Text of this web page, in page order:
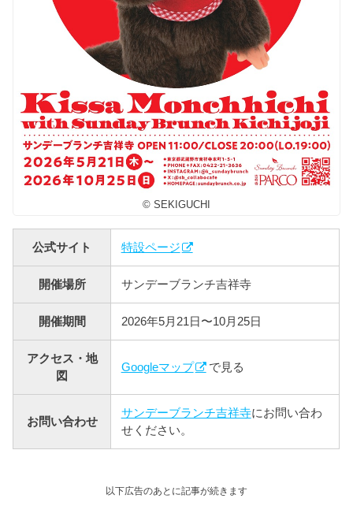
© SEKIGUCHI
公式サイト 特設ページ
開催場所 サンデーブランチ吉祥寺
開催期間 2026年5月21日〜10月25日
アクセス・地
図
Googleマップ で見る
お問い合わせ
サンデーブランチ吉祥寺にお問い合わ
せください。
以下広告のあとに記事が続きます